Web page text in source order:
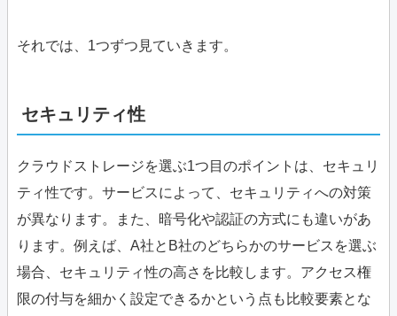
それでは、1つずつ見ていきます。
セキュリティ性
クラウドストレージを選ぶ1つ目のポイントは、セキュリ
ティ性です。サービスによって、セキュリティへの対策
が異なります。また、暗号化や認証の方式にも違いがあ
ります。例えば、A社とB社のどちらかのサービスを選ぶ
場合、セキュリティ性の高さを比較します。アクセス権
限の付与を細かく設定できるかという点も比較要素とな